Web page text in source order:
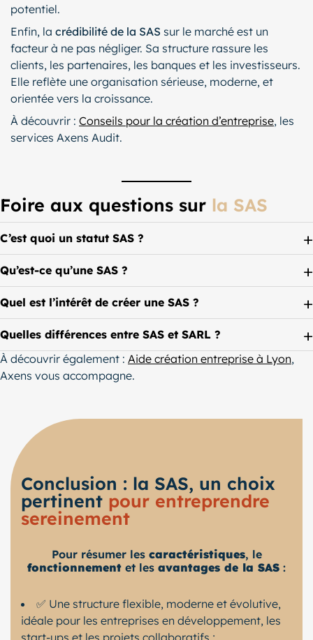
potentiel.
Enfin, la crédibilité de la SAS sur le marché est un
facteur à ne pas négliger. Sa structure rassure les
clients, les partenaires, les banques et les investisseurs.
Elle reflète une organisation sérieuse, moderne, et
orientée vers la croissance.
À découvrir : Conseils pour la création d’entreprise, les
services Axens Audit.
Foire aux questions sur la SAS
C’est quoi un statut SAS ?
Qu’est-ce qu’une SAS ?
Quel est l’intérêt de créer une SAS ?
Quelles différences entre SAS et SARL ?
À découvrir également : Aide création entreprise à Lyon,
Axens vous accompagne.
Conclusion : la SAS, un choix
pertinent pour entreprendre
sereinement
Pour résumer les caractéristiques, le
fonctionnement et les avantages de la SAS :
✅ Une structure flexible, moderne et évolutive,
idéale pour les entreprises en développement, les